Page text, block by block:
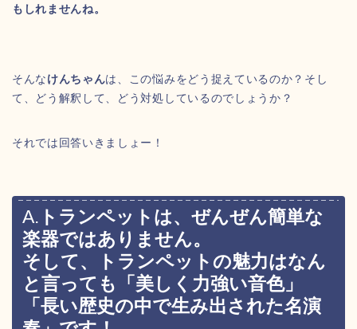
もしれませんね。
そんな けんちゃんは、この悩みをどう捉えているのか？そし
て、どう解釈して、どう対処しているのでしょうか？
それでは回答いきましょー！
A. トランペットは、ぜんぜん簡単な
楽器ではありません。
そして、トランペットの魅力はなん
と言っても「美しく力強い音色」
「長い歴史の中で生み出された名演